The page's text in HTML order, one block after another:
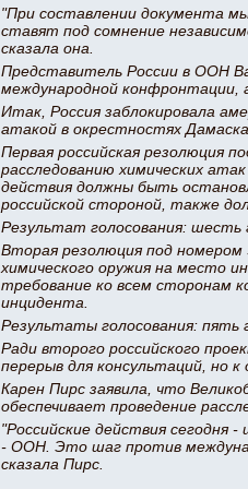
"При составлении документа
ставят под сомнение
сказала она.
Представитель России в ООН
международной конфронтации,
Итак, Россия заблокировала
атакой в окрестностях
Первая российская резолюция
расследованию химических
действия должны быть
российской стороной, также
Результат голосования: шесть
Вторая резолюция под номером
химического оружия на место
требование ко всем сторонам
инцидента.
Результаты голосования: пять
Ради второго российского
перерыв для консультаций, но
Карен Пирс заявила, что
обеспечивает проведение
"Российские действия сегодня
- ООН. Это шаг против
сказала Пирс.